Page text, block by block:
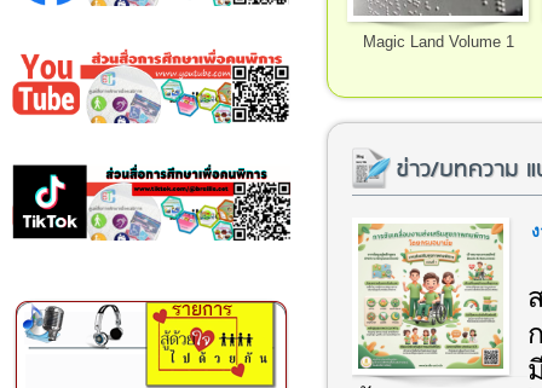
Magic Land Volume 1
ข่าว/บทความ แ